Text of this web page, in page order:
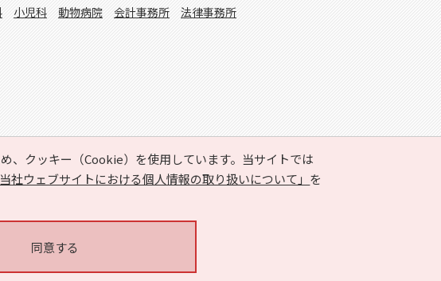
、クッキー（Cookie）を使用しています。当サイトでは
当社ウェブサイトにおける個人情報の取り扱いについて」 を
同意する
小児科 動物病院 会計事務所 法律事務所